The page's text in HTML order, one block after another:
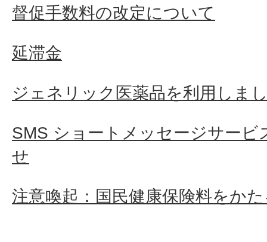
督促手数料の改定について
延滞金
ジェネリック医薬品を利用しま
SMS ショートメッセージサービ
せ
注意喚起：国民健康保険料をか